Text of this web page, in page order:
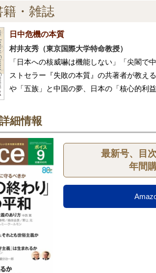
籍・雑誌
日中危機の本質
村井友秀（東京国際大学特命教授）
「日本への核威嚇は機能しない」「尖閣で
ストセラー『失敗の本質』の共著者が教え
や「五族」と中国の夢、日本の「核心的利
細情報
最新号、目
年間